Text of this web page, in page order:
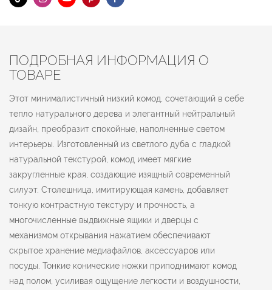
ПОДРОБНАЯ ИНФОРМАЦИЯ О
ТОВАРЕ
Этот минималистичный низкий комод, сочетающий в себе
тепло натурального дерева и элегантный нейтральный
дизайн, преобразит спокойные, наполненные светом
интерьеры. Изготовленный из светлого дуба с гладкой
натуральной текстурой, комод имеет мягкие
закругленные края, создающие изящный современный
силуэт. Столешница, имитирующая камень, добавляет
тонкую контрастную текстуру и прочность, а
многочисленные выдвижные ящики и дверцы с
механизмом открывания нажатием обеспечивают
скрытое хранение медиафайлов, аксессуаров или
посуды. Тонкие конические ножки приподнимают комод
над полом, усиливая ощущение легкости и воздушности,